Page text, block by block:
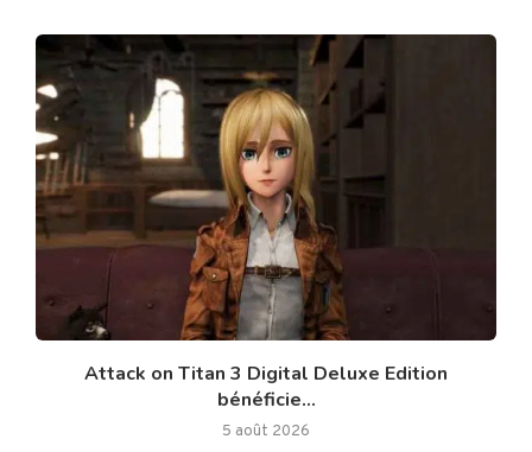
Attack on Titan 3 Digital Deluxe Edition
bénéficie...
5 août 2026